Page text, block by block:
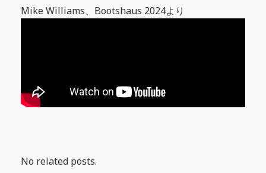
Mike Williams、Bootshaus 2024より
No related posts.